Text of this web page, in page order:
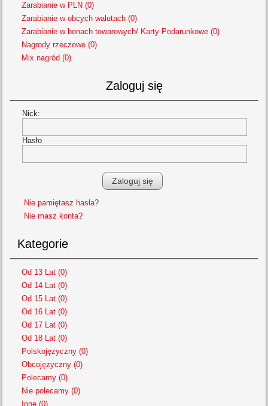
Zarabianie w PLN (0)
Zarabianie w obcych walutach (0)
Zarabianie w bonach towarowych/ Karty Podarunkowe (0)
Nagrody rzeczowe (0)
Mix nagród (0)
Zaloguj się
Nick:
Hasło
Nie pamiętasz hasła?
Nie masz konta?
Kategorie
Od 13 Lat (0)
Od 14 Lat (0)
Od 15 Lat (0)
Od 16 Lat (0)
Od 17 Lat (0)
Od 18 Lat (0)
Polskojęzyczny (0)
Obcojęzyczny (0)
Polecamy (0)
Nie polecamy (0)
Inne (0)